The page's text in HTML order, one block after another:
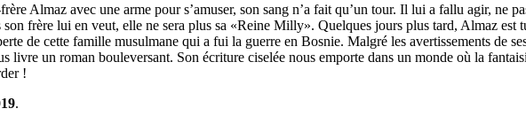
Almaz avec une arme pour s’amuser, son sang n’a fait qu’un tour. Il lui a fallu agir, ne
frère lui en veut, elle ne sera plus sa «Reine Milly». Quelques jours plus tard, Almaz est
de cette famille musulmane qui a fui la guerre en Bosnie. Malgré les avertissements de
livre un roman bouleversant. Son écriture ciselée nous emporte dans un monde où la
!
.